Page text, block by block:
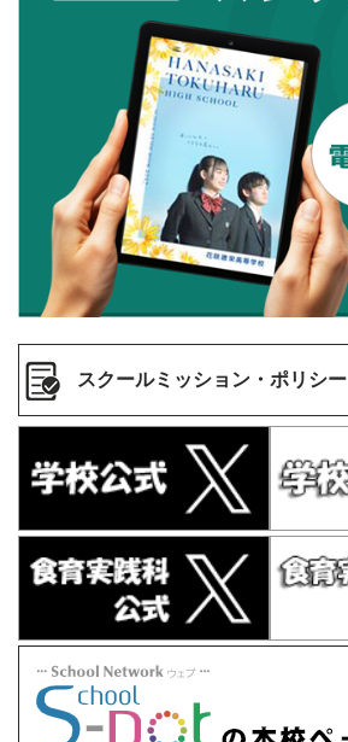
スクールミッション・ポリシー